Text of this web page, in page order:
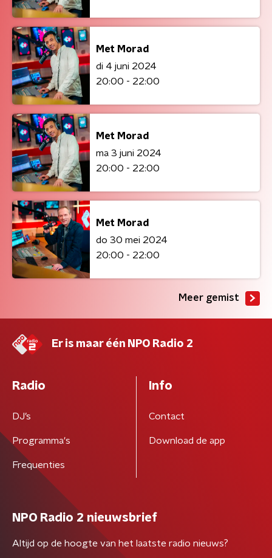
Met Morad
di 4 juni 2024
20:00 - 22:00
Met Morad
ma 3 juni 2024
20:00 - 22:00
Met Morad
do 30 mei 2024
20:00 - 22:00
Meer gemist
Er is maar één NPO Radio 2
Radio
DJ’s
Programma's
Frequenties
Info
Contact
Download de app
NPO Radio 2 nieuwsbrief
Altijd op de hoogte van het laatste radio nieuws?